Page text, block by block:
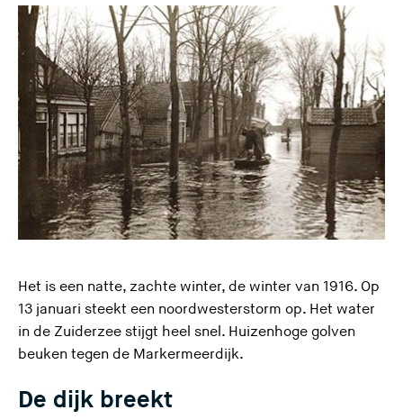
Het is een natte, zachte winter, de winter van 1916. Op
13 januari steekt een noordwesterstorm op. Het water
in de Zuiderzee stijgt heel snel. Huizenhoge golven
beuken tegen de Markermeerdijk.
De dijk breekt